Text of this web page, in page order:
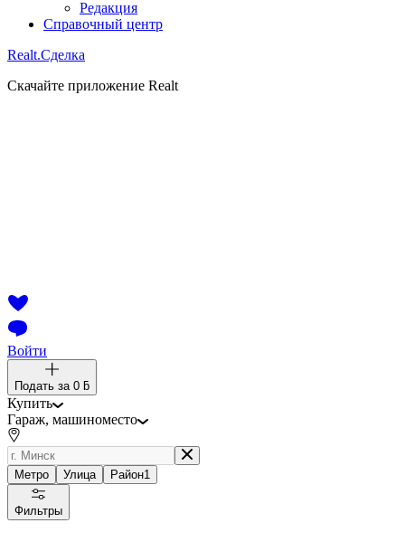
Редакция
Справочный центр
Realt.Сделка
Скачайте приложение Realt
Войти
Подать за 0 ƃ
Купить
Гараж, машиноместо
Метро Улица Район1
Фильтры